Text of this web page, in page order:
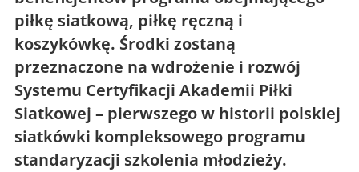
piłkę siatkową, piłkę ręczną i
koszykówkę. Środki zostaną
przeznaczone na wdrożenie i rozwój
Systemu Certyfikacji Akademii Piłki
Siatkowej – pierwszego w historii polskiej
siatkówki kompleksowego programu
standaryzacji szkolenia młodzieży.